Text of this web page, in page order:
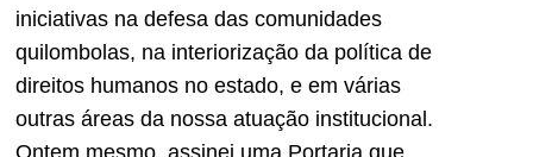
iniciativas na defesa das comunidades
quilombolas, na interiorização da política de
direitos humanos no estado, e em várias
outras áreas da nossa atuação institucional.